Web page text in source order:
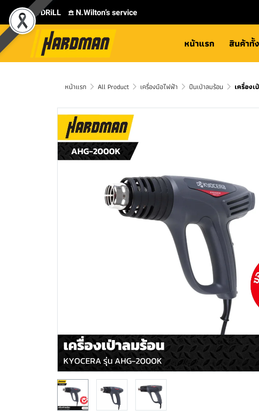
⛾ DRiLL 𖠿 N.Wilton’s service
หน้าแรก สินค้าทั้
หน้าแรก All Product เครื่องมือไฟฟ้า ปืนเป่าลมร้อน เครื่อง